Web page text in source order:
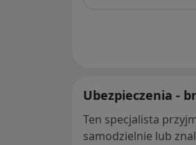
Ubezpieczenia -
Ten specjalista
samodzielnie lub